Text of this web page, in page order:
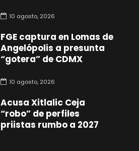
10 agosto, 2026
FGE captura en Lomas de
Angelópolis a presunta
“gotera” de CDMX
10 agosto, 2026
Acusa Xitlalic Ceja
“robo” de perfiles
priistas rumbo a 2027